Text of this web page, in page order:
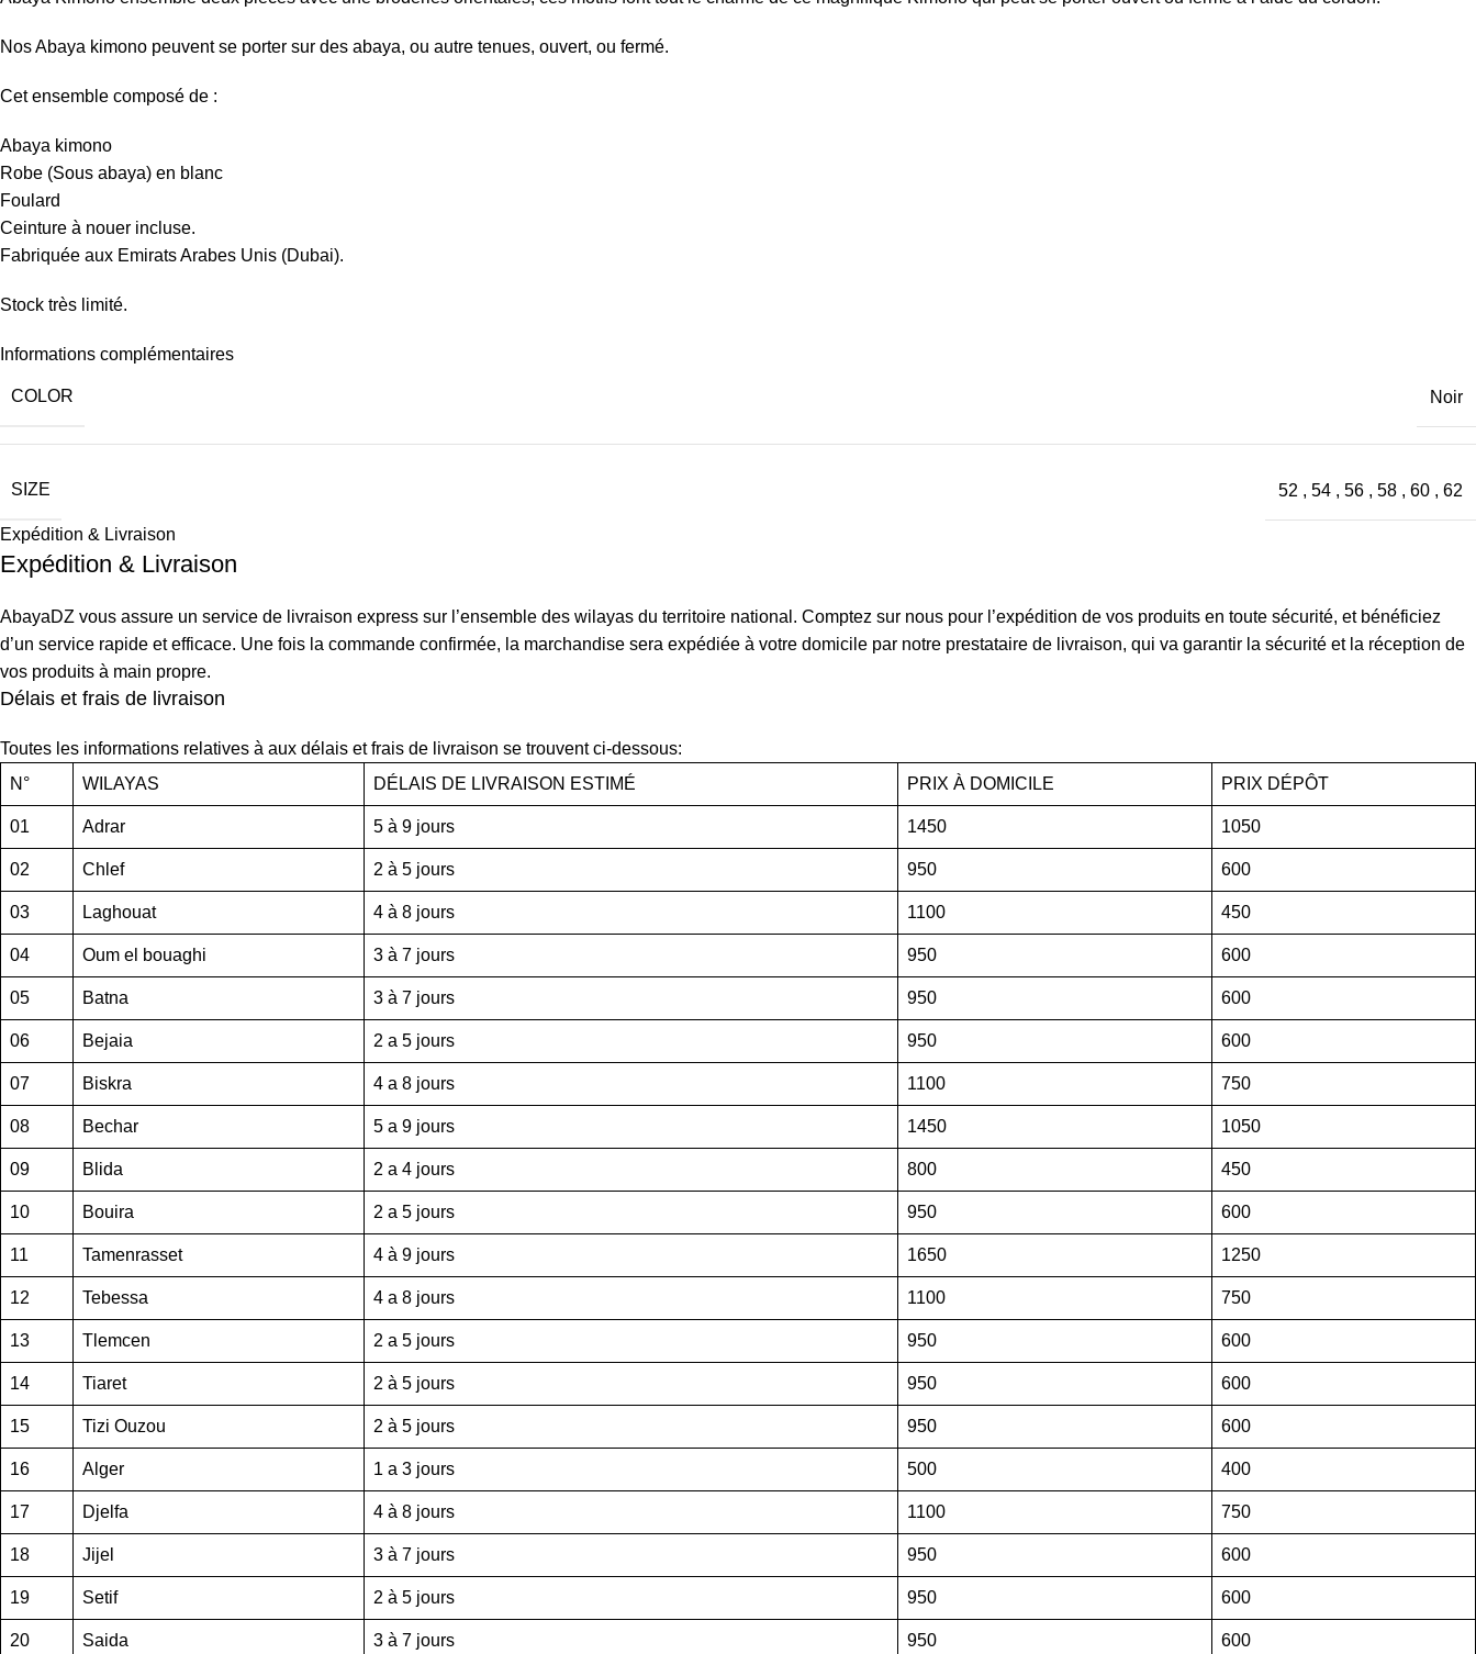
Nos Abaya kimono peuvent se porter sur des abaya, ou autre tenues, ouvert, ou fermé.
Cet ensemble composé de :
Abaya kimono
Robe (Sous abaya) en blanc
Foulard
Ceinture à nouer incluse.
Fabriquée aux Emirats Arabes Unis (Dubai).
Stock très limité.
Informations complémentaires
COLOR Noir
SIZE 52 , 54 , 56 , 58 , 60 , 62
Expédition & Livraison
Expédition & Livraison
AbayaDZ vous assure un service de livraison express sur l’ensemble des wilayas du territoire national. Comptez sur nous pour l’expédition de vos produits en toute sécurité, et bénéficiez
d’un service rapide et efficace. Une fois la commande confirmée, la marchandise sera expédiée à votre domicile par notre prestataire de livraison, qui va garantir la sécurité et la réception de
vos produits à main propre.
Délais et frais de livraison
Toutes les informations relatives à aux délais et frais de livraison se trouvent ci-dessous:
N°
WILAYAS DÉLAIS DE LIVRAISON ESTIMÉ PRIX À DOMICILE PRIX DÉPÔT
01 Adrar 5 à 9 jours 1450 1050
02 Chlef 2 à 5 jours 950 600
03 Laghouat 4 à 8 jours 1100 450
04 Oum el bouaghi 3 à 7 jours 950 600
05 Batna 3 à 7 jours 950 600
06 Bejaia 2 a 5 jours 950 600
07 Biskra 4 a 8 jours 1100 750
08 Bechar 5 a 9 jours 1450 1050
09 Blida 2 a 4 jours 800 450
10 Bouira 2 a 5 jours 950 600
11 Tamenrasset 4 à 9 jours 1650 1250
12 Tebessa 4 a 8 jours 1100 750
13 Tlemcen 2 a 5 jours 950 600
14 Tiaret 2 à 5 jours 950 600
15 Tizi Ouzou 2 à 5 jours 950 600
16 Alger 1 a 3 jours 500 400
17 Djelfa 4 à 8 jours 1100 750
18 Jijel 3 à 7 jours 950 600
19 Setif 2 à 5 jours 950 600
20 Saida 3 à 7 jours 950 600